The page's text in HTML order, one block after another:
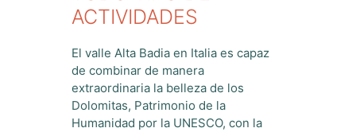
ACTIVIDADES
El valle Alta Badia en Italia es capaz
de combinar de manera
extraordinaria la belleza de los
Dolomitas, Patrimonio de la
Humanidad por la UNESCO, con la